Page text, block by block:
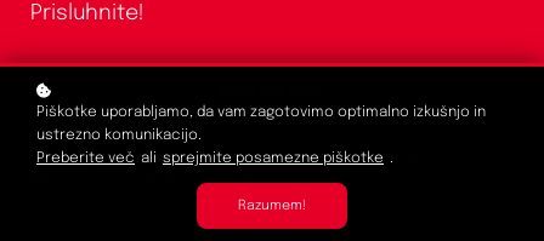
Prisluhnite!
Če ste že član/ica DMS, se za ogled prijavite v desnem zgornjem kotu in
Piškotke uporabljamo, da vam zagotovimo optimalno izkušnjo in
ustrezno komunikacijo.
Preberite več ali sprejmite posamezne piškotke .
Razumem!